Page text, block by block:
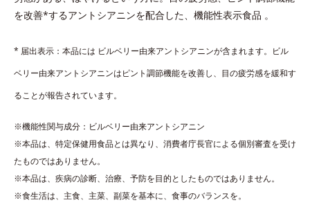
を改善*するアントシアニンを配合した、機能性表示食品 。
* 届出表示：本品には ビルベリー由来アントシアニンが含まれます。ビル
ベリー由来アントシアニンはピント調節機能を改善し、目の疲労感を緩和す
ることが報告されています。
※機能性関与成分：ビルベリー由来アントシアニン
※本品は、特定保健用食品とは異なり、消費者庁長官による個別審査を受け
たものではありません。
※本品は、疾病の診断、治療、予防を目的としたものではありません。
※食生活は、主食、主菜、副菜を基本に、食事のバランスを。